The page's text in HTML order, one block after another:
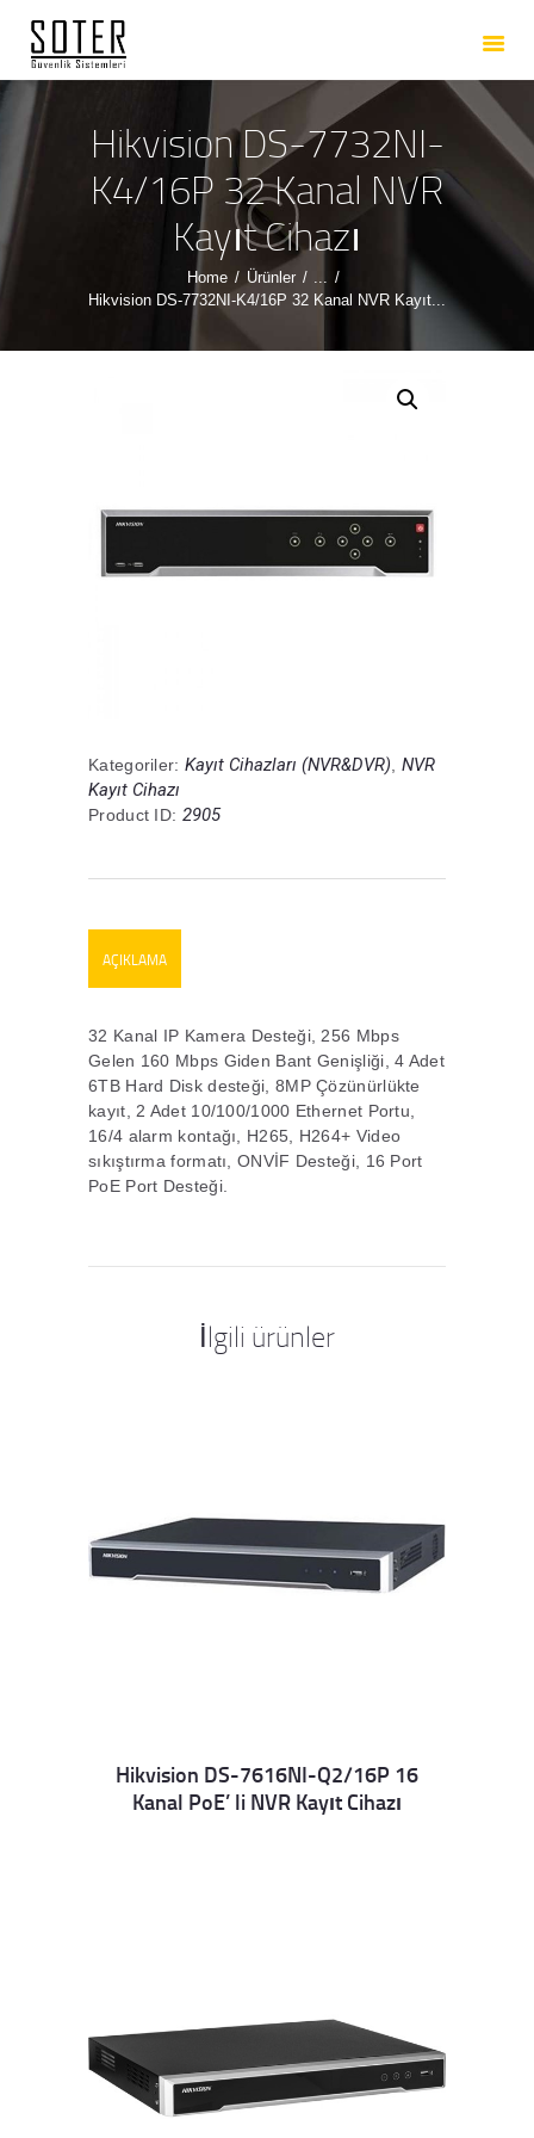
Hikvision DS-7732NI-
K4/16P 32 Kanal NVR
Kayıt Cihazı
Home Ürünler
...
Hikvision DS-7732NI-K4/16P 32 Kanal NVR Kayıt...
ANASAYFA
HAKKIMIZDA
HIZMETLERIMIZ
ÜRÜNLERIMIZ
REFERANSLARIMIZ
İLETIŞIM
Kategoriler: Kayıt Cihazları (NVR&DVR) NVR
Kayıt Cihazı
Product ID: 2905
AÇIKLAMA
32 Kanal IP Kamera Desteği, 256 Mbps
Gelen 160 Mbps Giden Bant Genişliği, 4 Adet
6TB Hard Disk desteği, 8MP Çözünürlükte
kayıt, 2 Adet 10/100/1000 Ethernet Portu,
16/4 alarm kontağı, H265, H264+ Video
sıkıştırma formatı, ONVİF Desteği, 16 Port
PoE Port Desteği.
İlgili ürünler
Details
Hikvision DS-7616NI-Q2/16P 16
Kanal PoE’ li NVR Kayıt Cihazı